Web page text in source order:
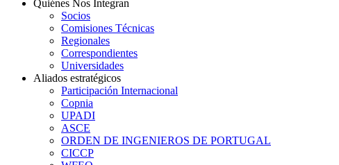
Quiénes Nos Integran
Socios
Comisiones Técnicas
Regionales
Correspondientes
Universidades
Aliados estratégicos
Participación Internacional
Copnia
UPADI
ASCE
ORDEN DE INGENIEROS DE PORTUGAL
CICCP